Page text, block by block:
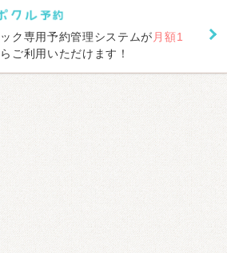
ク専用予約管理システムが 月額1
ご利用いただけます！